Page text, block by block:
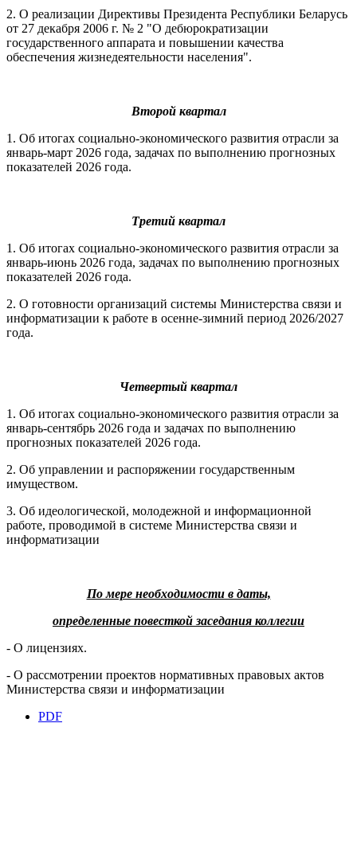
2. О реализации Директивы Президента Республики Беларусь
от 27 декабря 2006 г. № 2 "О дебюрократизации
государственного аппарата и повышении качества
обеспечения жизнедеятельности населения".
Второй квартал
1. Об итогах социально-экономического развития отрасли за
январь-март 2026 года, задачах по выполнению прогнозных
показателей 2026 года.
Третий квартал
1. Об итогах социально-экономического развития отрасли за
январь-июнь 2026 года, задачах по выполнению прогнозных
показателей 2026 года.
2. О готовности организаций системы Министерства связи и
информатизации к работе в осенне-зимний период 2026/2027
года.
Четвертый квартал
1. Об итогах социально-экономического развития отрасли за
январь-сентябрь 2026 года и задачах по выполнению
прогнозных показателей 2026 года.
2. Об управлении и распоряжении государственным
имуществом.
3. Об идеологической, молодежной и информационной
работе, проводимой в системе Министерства связи и
информатизации
По мере необходимости в даты,
определенные повесткой заседания коллегии
- О лицензиях.
- О рассмотрении проектов нормативных правовых актов
Министерства связи и информатизации
PDF